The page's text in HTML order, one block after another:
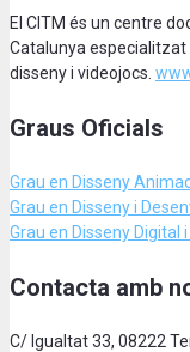
El CITM és un centre
Catalunya
disseny i videojocs.
Graus Oficials
Grau en Disseny
Grau en Disseny i
Grau en Disseny Digital
Contacta amb
C/ Igualtat 33, 08222